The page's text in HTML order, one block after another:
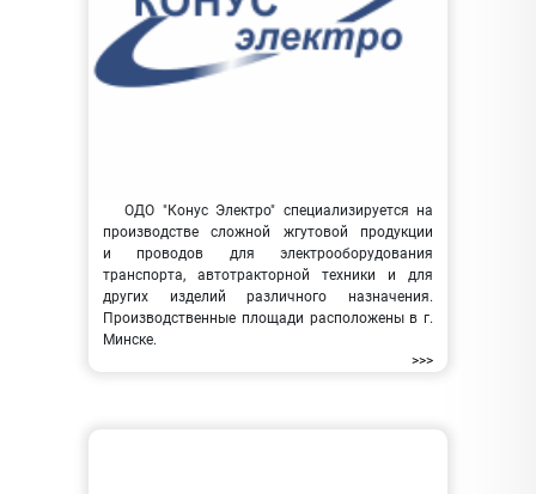
ОДО "Конус Электро" специализируется на
производстве сложной жгутовой продукции
и проводов для электрооборудования
транспорта, автотракторной техники и для
других изделий различного назначения.
Производственные площади расположены в г.
Минске.
>>>